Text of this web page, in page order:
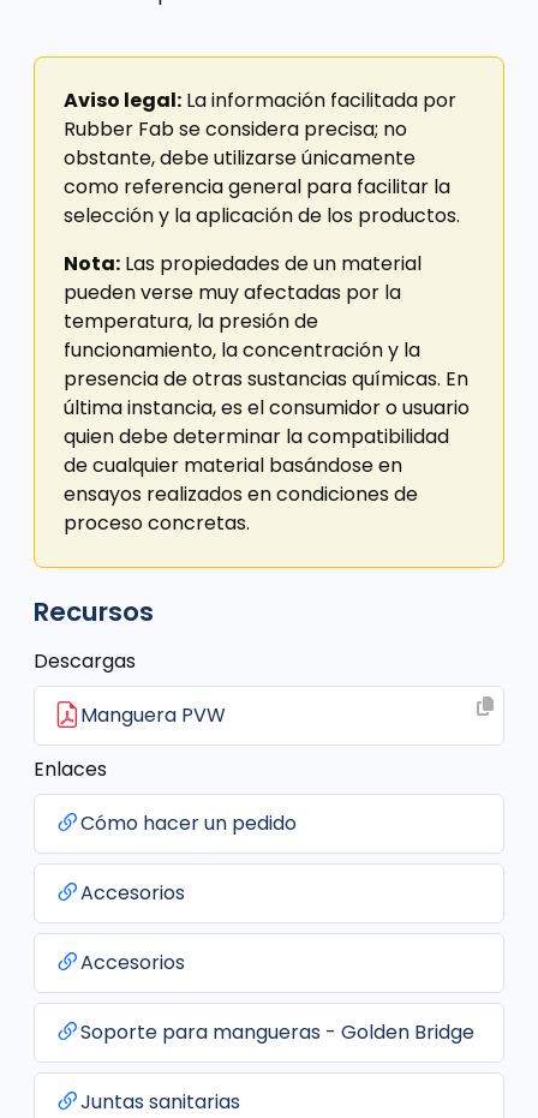
Aviso legal: La información facilitada por
Rubber Fab se considera precisa; no
obstante, debe utilizarse únicamente
como referencia general para facilitar la
selección y la aplicación de los productos.
Nota: Las propiedades de un material
pueden verse muy afectadas por la
temperatura, la presión de
funcionamiento, la concentración y la
presencia de otras sustancias químicas. En
última instancia, es el consumidor o usuario
quien debe determinar la compatibilidad
de cualquier material basándose en
ensayos realizados en condiciones de
proceso concretas.
Recursos
Descargas
Manguera PVW
Enlaces
Cómo hacer un pedido
Accesorios
Accesorios
Soporte para mangueras - Golden Bridge
Juntas sanitarias